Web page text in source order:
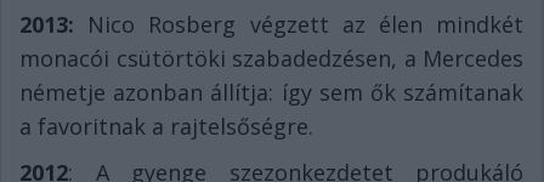
2013: Nico Rosberg végzett az élen mindkét
monacói csütörtöki szabadedzésen, a Mercedes
németje azonban állítja: így sem ők számítanak
a favoritnak a rajtelsőségre.
2012: A gyenge szezonkezdetet produkáló